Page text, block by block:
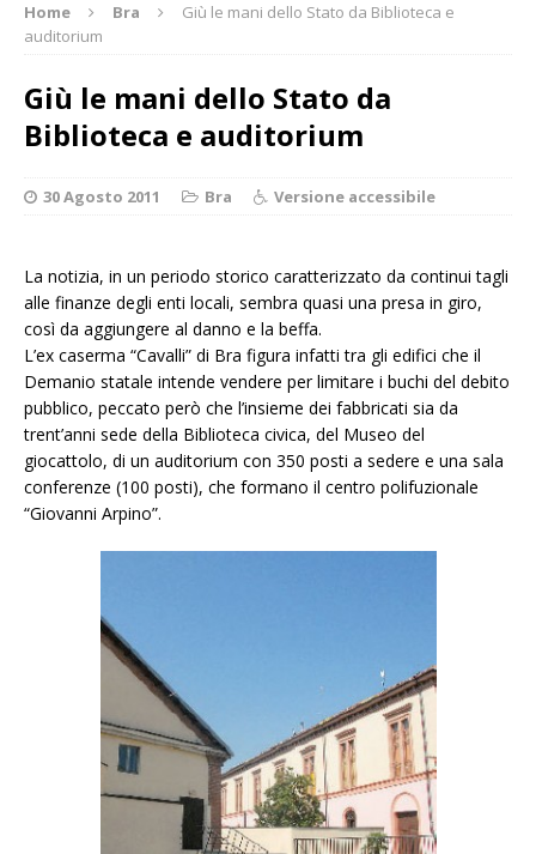
Home Bra
Giù le mani dello Stato da Biblioteca e
auditorium
Giù le mani dello Stato da
Biblioteca e auditorium
30 Agosto 2011 Bra Versione accessibile
La notizia, in un periodo storico caratterizzato da continui tagli
alle finanze degli enti locali, sembra quasi una presa in giro,
così da aggiungere al danno e la beffa.
L’ex caserma “Cavalli” di Bra figura infatti tra gli edifici che il
Demanio statale intende vendere per limitare i buchi del debito
pubblico, peccato però che l’insieme dei fabbricati sia da
trent’anni sede della Biblioteca civica, del Museo del
giocattolo, di un auditorium con 350 posti a sedere e una sala
conferenze (100 posti), che formano il centro polifuzionale
“Giovanni Arpino”.